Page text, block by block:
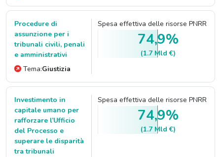
Procedure di
assunzione per i
tribunali civili, penali
e amministrativi
Tema:Giustizia
Spesa effettiva delle risorse PNRR
74,9%
(1.7 Mld €)
Investimento in
capitale umano per
rafforzare l’Ufficio
del Processo e
superare le disparità
tra tribunali
Spesa effettiva delle risorse PNRR
74,9%
(1.7 Mld €)